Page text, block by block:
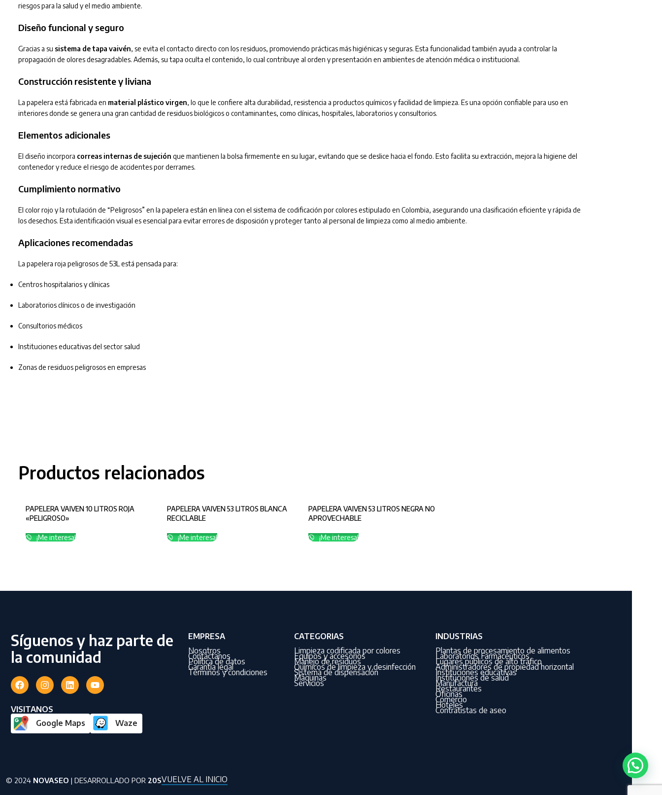
riesgos para la salud y el medio ambiente.
Diseño funcional y seguro
Gracias a su sistema de tapa vaivén, se evita el contacto directo con los residuos, promoviendo prácticas más higiénicas y seguras. Esta funcionalidad también ayuda a controlar la
propagación de olores desagradables. Además, su tapa oculta el contenido, lo cual contribuye al orden y presentación en ambientes de atención médica o institucional.
Construcción resistente y liviana
La papelera está fabricada en material plástico virgen, lo que le confiere alta durabilidad, resistencia a productos químicos y facilidad de limpieza. Es una opción confiable para uso en
interiores donde se genera una gran cantidad de residuos biológicos o contaminantes, como clínicas, hospitales, laboratorios y consultorios.
Elementos adicionales
El diseño incorpora correas internas de sujeción que mantienen la bolsa firmemente en su lugar, evitando que se deslice hacia el fondo. Esto facilita su extracción, mejora la higiene del
contenedor y reduce el riesgo de accidentes por derrames.
Cumplimiento normativo
El color rojo y la rotulación de “Peligrosos” en la papelera están en línea con el sistema de codificación por colores estipulado en Colombia, asegurando una clasificación eficiente y rápida de
los desechos. Esta identificación visual es esencial para evitar errores de disposición y proteger tanto al personal de limpieza como al medio ambiente.
Aplicaciones recomendadas
La papelera roja peligrosos de 53L está pensada para:
Centros hospitalarios y clínicas
Laboratorios clínicos o de investigación
Consultorios médicos
Instituciones educativas del sector salud
Zonas de residuos peligrosos en empresas
Productos relacionados
PAPELERA VAIVEN 10 LITROS ROJA
«PELIGROSO»
¡Me interesa!
PAPELERA VAIVEN 53 LITROS BLANCA
RECICLABLE
¡Me interesa!
PAPELERA VAIVEN 53 LITROS NEGRA NO
APROVECHABLE
¡Me interesa!
Síguenos y haz parte de
la comunidad
VISITANOS
Google Maps
Waze
EMPRESA
Nosotros
Contáctanos
Política de datos
Garantía legal
Términos y condiciones
CATEGORIAS
Limpieza codificada por colores
Equipos y accesorios
Manejo de residuos
Químicos de limpieza y desinfección
Sistema de dispensación
Máquinas
Servicios
INDUSTRIAS
Plantas de procesamiento de alimentos
Laboratorios Farmacéuticos
Lugares públicos de alto tráfico
Administradores de propiedad horizontal
Instituciones educativas
Instituciones de salud
Manufactura
Restaurantes
Oficinas
Comercio
Hoteles
Contratistas de aseo
© 2024 NOVASEO | DESARROLLADO POR 20SVUELVE AL INICIO